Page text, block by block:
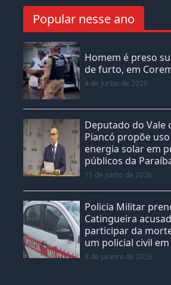
Popular nesse ano
Homem é preso
de furto, em
4 de junho de 2026
Deputado do Vale
Piancó propõe
energia solar em
públicos da
11 de junho de 2026
Policia Militar
Catingueira
participar da
um policial civil
8 de janeiro de 2026